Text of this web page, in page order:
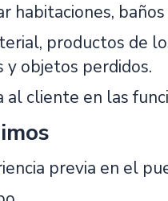
habitaciones,
productos de
y objetos perdidos.
cliente en las
previa en el